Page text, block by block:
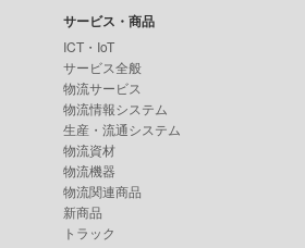
サービス・商品
ICT・IoT
サービス全般
物流サービス
物流情報システム
生産・流通システム
物流資材
物流機器
物流関連商品
新商品
トラック